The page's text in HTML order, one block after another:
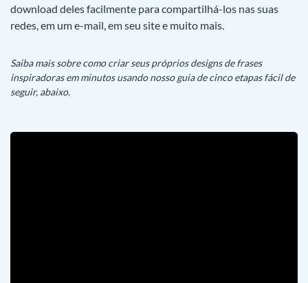
download deles facilmente para compartilhá-los nas suas
redes, em um e-mail, em seu site e muito mais.
Saiba mais sobre como criar seus próprios designs de frases
inspiradoras em minutos usando nosso guia de cinco etapas fácil de
seguir, abaixo.